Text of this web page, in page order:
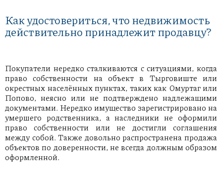
Как удостовериться, что недвижимость
действительно принадлежит продавцу?
Покупатели нередко сталкиваются с ситуациями, когда
право собственности на объект в Тырговиште или
окрестных населённых пунктах, таких как Омуртаг или
Попово, неясно или не подтверждено надлежащими
документами. Нередко имущество зарегистрировано на
умершего родственника, а наследники не оформили
право собственности или не достигли соглашения
между собой. Также довольно распространена продажа
объектов по доверенности, не всегда должным образом
оформленной.